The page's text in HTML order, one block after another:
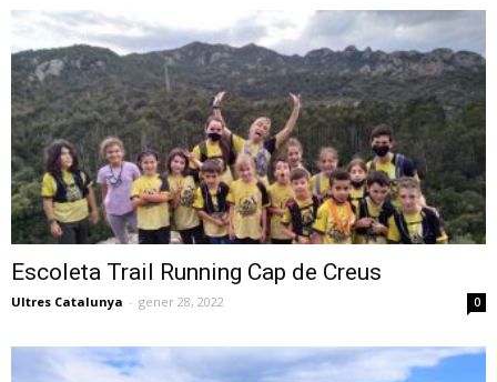
Escoleta Trail Running Cap de Creus
Ultres Catalunya - gener 28, 2022 0